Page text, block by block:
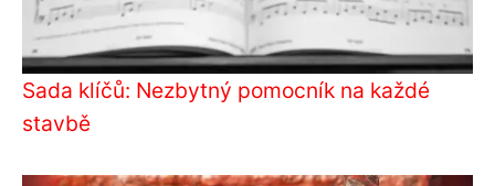
Sada klíčů: Nezbytný pomocník na každé
stavbě